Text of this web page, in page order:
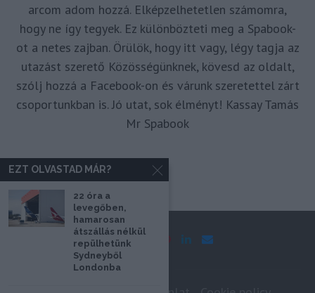
arcom adom hozzá. Elképzelhetetlen számomra,
hogy ne így tegyek. Ez különbözteti meg a Spabook-
ot a netes zajban. Örülök, hogy itt vagy, légy tagja az
utazást szerető Közösségünknek, kövesd az oldalt,
szólj hozzá a Facebook-on és várunk szeretettel zárt
csoportunkban is. Jó utat, sok élményt! Kassay Tamás
Mr Spabook
EZT OLVASTAD MÁR?
22 óra a
levegőben,
hamarosan
átszállás nélkül
repülhetünk
Sydneyből
Londonba